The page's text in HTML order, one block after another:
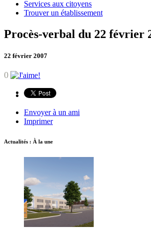
Services aux citoyens
Trouver un établissement
Procès-verbal du 22 février
22 février 2007
0
Envoyer à un ami
Imprimer
Actualités : À la une